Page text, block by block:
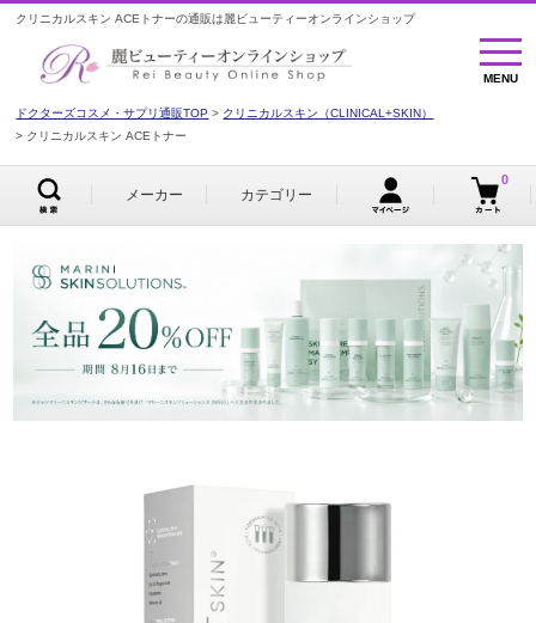
クリニカルスキン ACEトナーの通販は麗ビューティーオンラインショップ
MENU
MENU
ドクターズコスメ・サプリ通販TOP
クリニカルスキン（CLINICAL+SKIN）
クリニカルスキン ACEトナー
メーカー カテゴリー
0